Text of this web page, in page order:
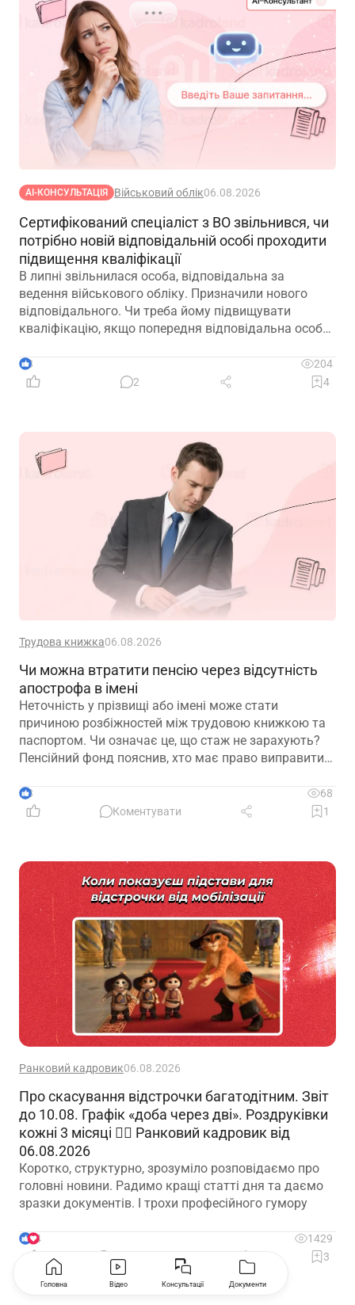
АІ-КОНСУЛЬТАЦІЯ Військовий облік06.08.2026
Сертифікований спеціаліст з ВО звільнився, чи
потрібно новій відповідальній особі проходити
підвищення кваліфікації
В липні звільнилася особа, відповідальна за
ведення військового обліку. Призначили нового
відповідального. Чи треба йому підвищувати
кваліфікацію, якщо попередня відповідальна особа
3
204
2
4
Трудова книжка06.08.2026
Чи можна втратити пенсію через відсутність
апострофа в імені
Неточність у прізвищі або імені може стати
причиною розбіжностей між трудовою книжкою та
паспортом. Чи означає це, що стаж не зарахують?
Пенсійний фонд пояснив, хто має право виправити
підставі яких документів це робиться та чому не
варто відкладати внесення змін до моменту
3
68
Коментувати
1
Ранковий кадровик06.08.2026
Про скасування відстрочки багатодітним. Звіт
до 10.08. Графік «доба через дві». Роздруківки
кожні 3 місяці 🙋‍♀️ Ранковий кадровик від
06.08.2026
Коротко, структурно, зрозуміло розповідаємо про
головні новини. Радимо кращі статті дня та даємо
зразки документів. І трохи професійного гумору
4
1429
Коментувати
3
Головна Відео Консультації Документи